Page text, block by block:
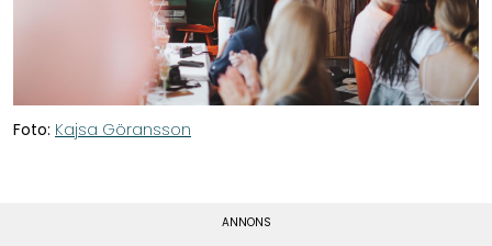
Foto: Kajsa Göransson